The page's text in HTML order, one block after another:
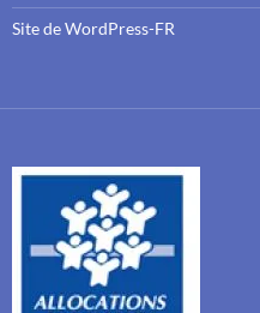
Site de WordPress-FR